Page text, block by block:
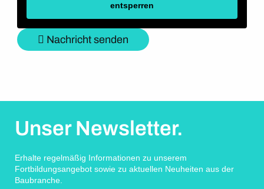
entsperren
Nachricht senden
Unser Newsletter.
Erhalte regelmäßig Informationen zu unserem
Fortbildungsangebot sowie zu aktuellen Neuheiten aus der
Baubranche.